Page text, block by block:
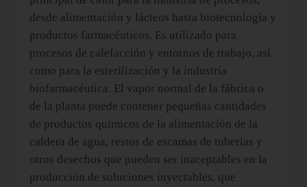
desde alimentación y lácteos hasta biotecnología y
productos farmacéuticos. Es utilizado para
procesos de calefacción y entornos de trabajo, así
como para la esterilización y la industria
biofarmacéutica. El vapor normal de la fábrica o
de la planta puede contener pequeñas cantidades
de productos químicos de la alimentación de la
caldera de agua, restos de escamas de tuberías y
otros desechos que pueden ser inaceptables en la
producción de soluciones inyectables, que